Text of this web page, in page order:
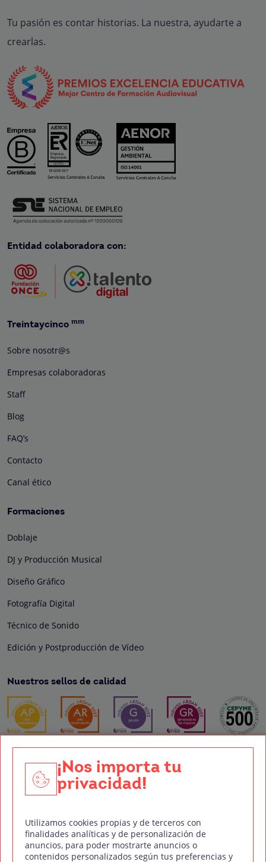
Tu pasión es contar historias. La nuestra, ayudarte a
crearlas.
Entidad colaboradora con:
Treintaycinco mm
Sobre nosotr@s
Empresas colaboradoras
Staff
Blog
FAQ’s
Contacto
Canal ético
Formaciones
Doblaje
DJ y Producción Musical
Diseño Gráfico
Fotografía Digital
Técnico de Sonido
Edición y Postproducción de Vídeo
Nuestros sellos de calidad
Síguenos en Redes Sociales
Copyright © Treintaycinco mm2026
Mapa del sitio
Treintaycinco PT
¡Nos importa tu
privacidad!
Utilizamos cookies propias y de terceros con
finalidades analíticas y de personalización de
anuncios, para poder mostrarte anuncios o
contenidos personalizados según tus preferencias y